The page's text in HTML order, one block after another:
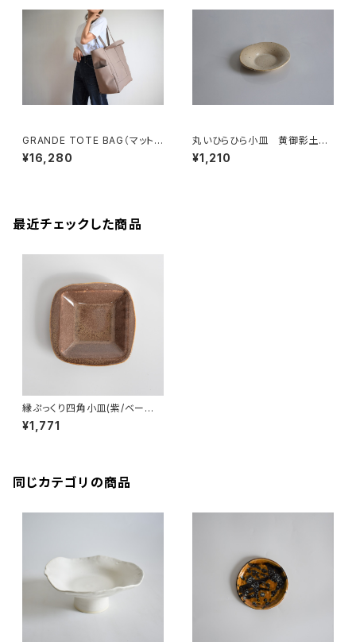
GRANDE TOTE BAG（マットブ
ラウン）
¥16,280
丸いひらひら小皿 黄御影土×
白失透釉
¥1,210
最近チェックした商品
縁ぷっくり四角小皿(紫/ベージ
ュ/点模様)
¥1,771
同じカテゴリの商品